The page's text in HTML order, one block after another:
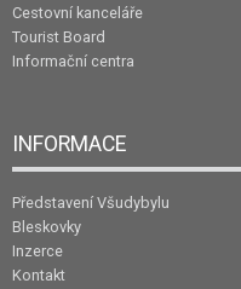
Cestovní kanceláře
Tourist Board
Informační centra
INFORMACE
Představení Všudybylu
Bleskovky
Inzerce
Kontakt